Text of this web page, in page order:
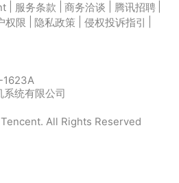
服务条款 商务洽谈 腾讯招聘
权限 隐私政策 侵权投诉指引
1623A
统有限公司
All Rights Reserved